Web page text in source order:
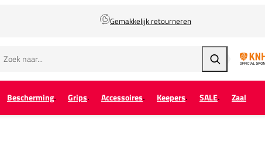
Gemakkelijk retourneren
Zoeken
Bescherming Grips Accessoires Keepers SALE Zaal